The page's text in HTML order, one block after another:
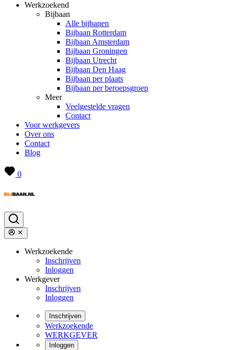
Werkzoekend
Bijbaan
Alle bijbanen
Bijbaan Rotterdam
Bijbaan Amsterdam
Bijbaan Groningen
Bijbaan Utrecht
Bijbaan Den Haag
Bijbaan per plaats
Bijbaan per beroepsgroep
Meer
Veelgestelde vragen
Contact
Voor werkgevers
Over ons
Contact
Blog
0
Werkzoekende
Inschrijven
Inloggen
Werkgever
Inschrijven
Inloggen
Inschrijven
Werkzoekende
WERKGEVER
Inloggen